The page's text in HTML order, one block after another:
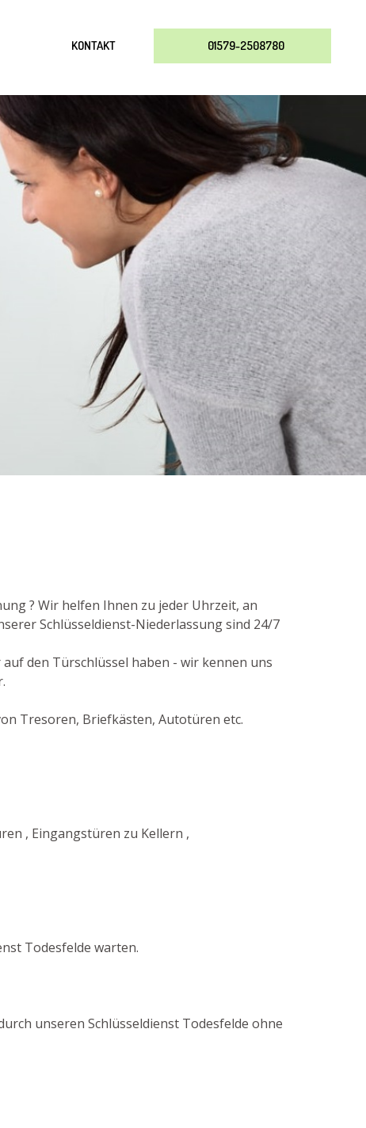
KONTAKT 01579-2508780
? Wir helfen Ihnen zu jeder Uhrzeit, an
Schlüsseldienst-Niederlassung sind 24/7
den Türschlüssel haben - wir kennen uns
Tresoren, Briefkästen, Autotüren etc.
, Eingangstüren zu Kellern ,
Todesfelde warten.
unseren Schlüsseldienst Todesfelde ohne